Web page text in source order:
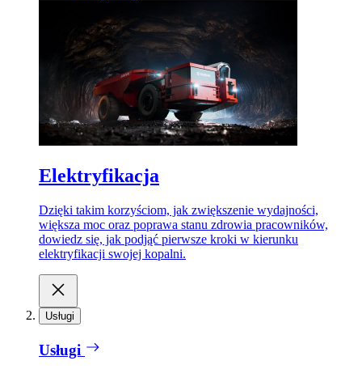
Elektryfikacja
Dzięki takim korzyściom, jak zwiększenie wydajności,
większa moc oraz poprawa stanu zdrowia pracowników,
dowiedz się, jak podjąć pierwsze kroki w kierunku
elektryfikacji swojej kopalni.
Usługi
Usługi